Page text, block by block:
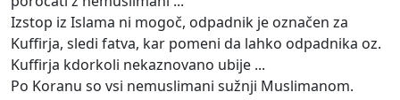
Izstop iz Islama ni mogoč, odpadnik je označen za
Kuffirja, sledi fatva, kar pomeni da lahko odpadnika oz.
Kuffirja kdorkoli nekaznovano ubije ...
Po Koranu so vsi nemuslimani sužnji Muslimanom.